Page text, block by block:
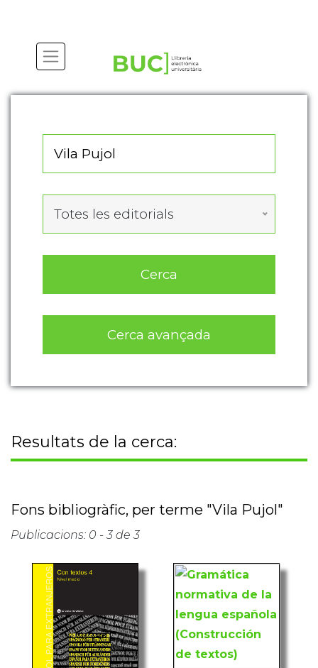
Totes les editorials
Cerca
Cerca avançada
Resultats de la cerca:
Fons bibliogràfic, per terme "Vila Pujol"
Publicacions: 0 - 3 de 3